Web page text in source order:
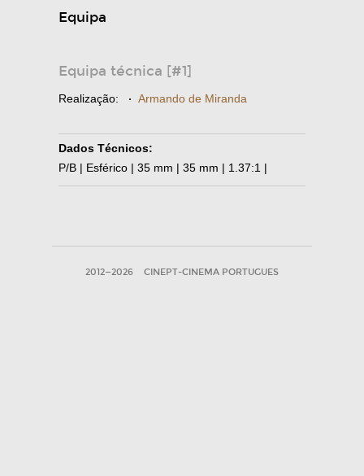
Equipa
Equipa técnica [#1]
Realização: · Armando de Miranda
Dados Técnicos:
P/B | Esférico | 35 mm | 35 mm | 1.37:1 |
2012—2026 CINEPT-CINEMA PORTUGUES